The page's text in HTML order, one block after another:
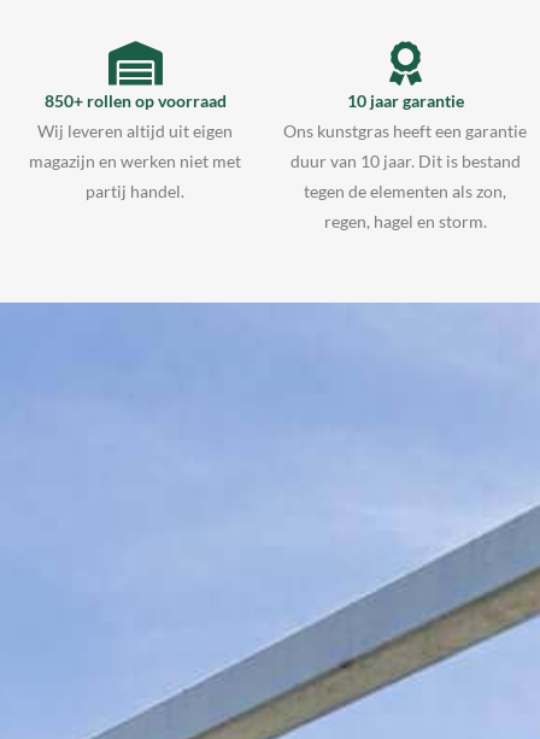
850+ rollen op voorraad
Wij leveren altijd uit eigen
magazijn en werken niet met
partij handel.
10 jaar garantie
Ons kunstgras heeft een garantie
duur van 10 jaar. Dit is bestand
tegen de elementen als zon,
regen, hagel en storm.